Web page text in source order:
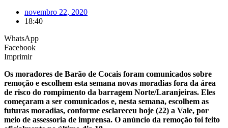
novembro 22, 2020
18:40
WhatsApp
Facebook
Imprimir
Os moradores de Barão de Cocais foram comunicados sobre
remoção e escolhem esta semana novas moradias fora da área
de risco do rompimento da barragem Norte/Laranjeiras. Eles
começaram a ser comunicados e, nesta semana, escolhem as
futuras moradias, conforme esclareceu hoje (22) a Vale, por
meio de assessoria de imprensa. O anúncio da remoção foi feito